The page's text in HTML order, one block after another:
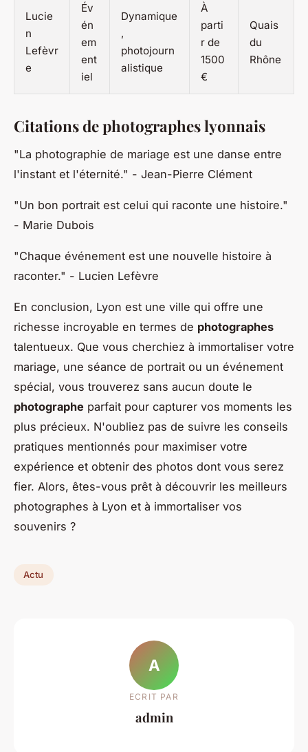
Lucie
n
Lefèvr
e
Év
én
em
ent
iel
Dynamique
,
photojourn
alistique
À
parti
r de
1500
€
Quais
du
Rhône
Citations de photographes lyonnais
"La photographie de mariage est une danse entre
l'instant et l'éternité." - Jean-Pierre Clément
"Un bon portrait est celui qui raconte une histoire."
- Marie Dubois
"Chaque événement est une nouvelle histoire à
raconter." - Lucien Lefèvre
En conclusion, Lyon est une ville qui offre une
richesse incroyable en termes de photographes
talentueux. Que vous cherchiez à immortaliser votre
mariage, une séance de portrait ou un événement
spécial, vous trouverez sans aucun doute le
photographe parfait pour capturer vos moments les
plus précieux. N'oubliez pas de suivre les conseils
pratiques mentionnés pour maximiser votre
expérience et obtenir des photos dont vous serez
fier. Alors, êtes-vous prêt à découvrir les meilleurs
photographes à Lyon et à immortaliser vos
souvenirs ?
Actu
A
ECRIT PAR
admin